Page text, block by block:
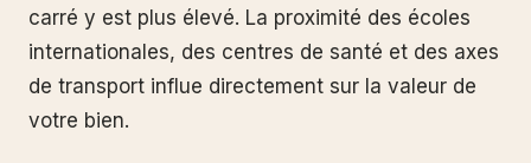
carré y est plus élevé. La proximité des écoles
internationales, des centres de santé et des axes
de transport influe directement sur la valeur de
votre bien.